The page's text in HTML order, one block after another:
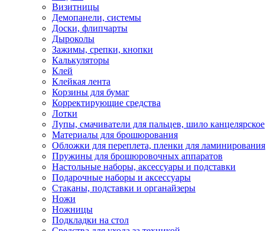
Визитницы
Демопанели, системы
Доски, флипчарты
Дыроколы
Зажимы, срепки, кнопки
Калькуляторы
Клей
Клейкая лента
Корзины для бумаг
Корректирующие средства
Лотки
Лупы, смачиватели для пальцев, шило канцелярское
Материалы для брошюрования
Обложки для переплета, пленки для ламинирования
Пружины для брошюровочных аппаратов
Настольные наборы, аксессуары и подставки
Подарочные наборы и аксессуары
Стаканы, подставки и органайзеры
Ножи
Ножницы
Подкладки на стол